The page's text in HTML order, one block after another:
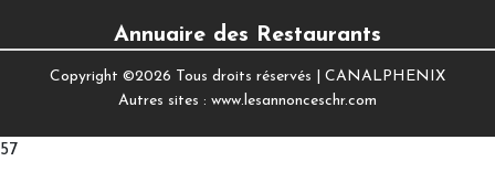
Annuaire des Restaurants
Copyright ©2026 Tous droits réservés | CANALPHENIX
Autres sites : www.lesannonceschr.com
57